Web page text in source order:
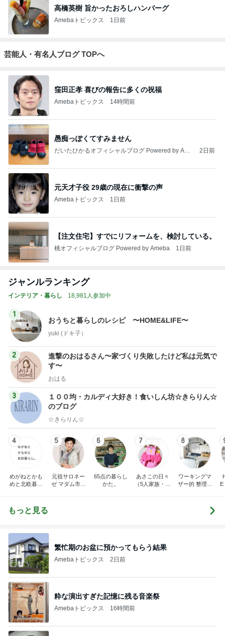
高橋英樹 旨かったおろしハンバーグ
Amebaトピックス 1日前
芸能人・有名人ブログ TOPへ
窪田正孝 喜びの報告に多くの祝福
Amebaトピックス 14時間前
愚痴っぽくてすみません
だいたひかるオフィシャルブログ Powered by Ame
2日前
元天才子役 29歳の現在に衝撃の声
Amebaトピックス 1日前
【注文住宅】すでにリフォームを、検討している。
桃オフィシャルブログ Powered by Ameba 1日前
ジャンルランキング
インテリア・暮らし 18,981人参加中
1
おうちと暮らしのレシピ 〜HOME&LIFE〜
yuki (ドキ子）
2
進撃のおはるさん〜家づくり失敗したけど私は元気で
す〜
おはる
3
１００均・カルディ大好き！食いしん坊☆きらりん☆
のブログ
☆きらりん☆
4
めがねとかも
めと北欧暮ら
5
元祖サロネー
ゼ マダム市川
6
65点の暮らし
かた。
7
あさこの日々
（5人家族・投
8
ワーキングマ
ザー的 整理収
E
もっと見る
繁忙期のお盆に預かってもらう結果
Amebaトピックス 2日前
粋な演出すぎた記憶に残る音楽祭
Amebaトピックス 16時間前